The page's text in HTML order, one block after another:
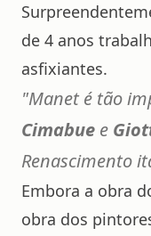
de 4 anos
asfixiantes.
"Maneté tão
Cimabue e
Renascimento
Embora a obra
obra dos